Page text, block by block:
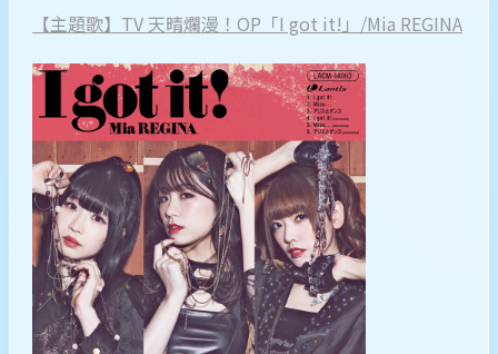
【主題歌】TV 天晴爛漫！OP「I got it!」/Mia REGINA